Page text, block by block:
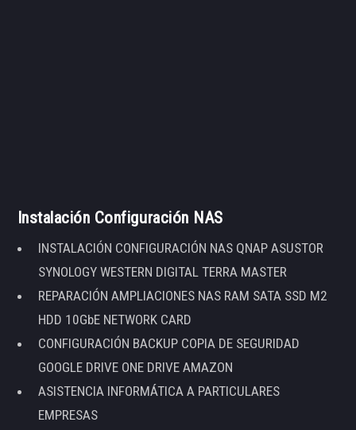
Instalación Configuración NAS
INSTALACIÓN CONFIGURACIÓN NAS QNAP ASUSTOR
SYNOLOGY WESTERN DIGITAL TERRA MASTER
REPARACIÓN AMPLIACIONES NAS RAM SATA SSD M2
HDD 10GbE NETWORK CARD
CONFIGURACIÓN BACKUP COPIA DE SEGURIDAD
GOOGLE DRIVE ONE DRIVE AMAZON
ASISTENCIA INFORMÁTICA A PARTICULARES
EMPRESAS